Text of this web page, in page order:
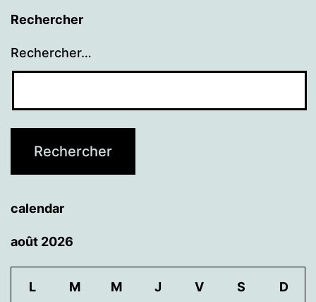
Rechercher
Rechercher…
calendar
août 2026
L M M J V S D